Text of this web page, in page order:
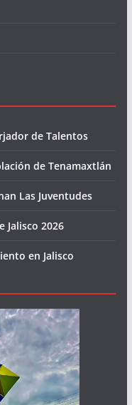
de Talentos
de Tenamaxtlán
Las Juventudes
Jalisco 2026
en Jalisco